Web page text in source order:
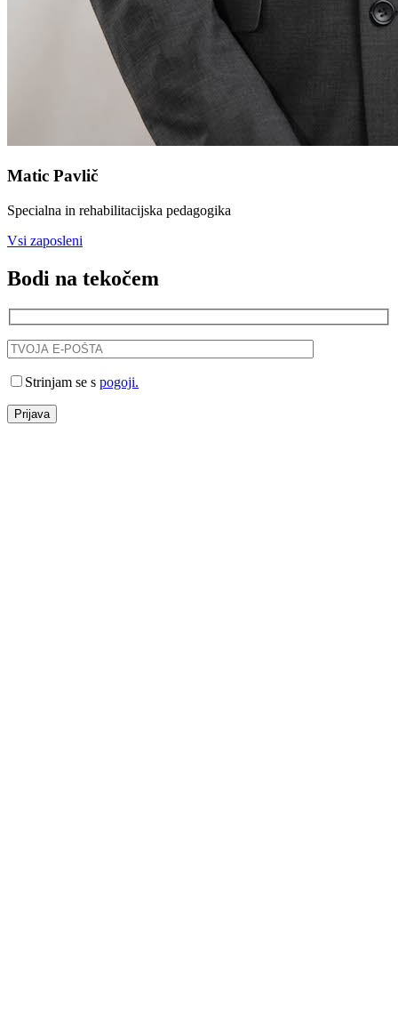
Matic Pavlič
Specialna in rehabilitacijska pedagogika
Vsi zaposleni
Bodi na tekočem
Strinjam se s pogoji.
Prijava